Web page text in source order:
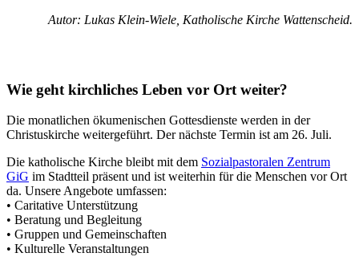
Autor: Lukas Klein-Wiele, Katholische Kirche Wattenscheid.
Wie geht kirchliches Leben vor Ort weiter?
Die monatlichen ökumenischen Gottesdienste werden in der
Christuskirche weitergeführt. Der nächste Termin ist am 26. Juli.
Die katholische Kirche bleibt mit dem Sozialpastoralen Zentrum
GiG im Stadtteil präsent und ist weiterhin für die Menschen vor Ort
da. Unsere Angebote umfassen:
• Caritative Unterstützung
• Beratung und Begleitung
• Gruppen und Gemeinschaften
• Kulturelle Veranstaltungen